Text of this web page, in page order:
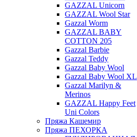
GAZZAL Unicorn
GAZZAL Wool Star
Gazzal Worm
GAZZAL BABY
COTTON 205
Gazzal Barbie
Gazzal Teddy
Gazzal Baby Wool
Gazzal Baby Wool XL
Gazzal Marilyn &
Merinos
GAZZAL Happy Feet
Uni Colors
Пряжа Кашемир
Пряжа ПЕХОРКА